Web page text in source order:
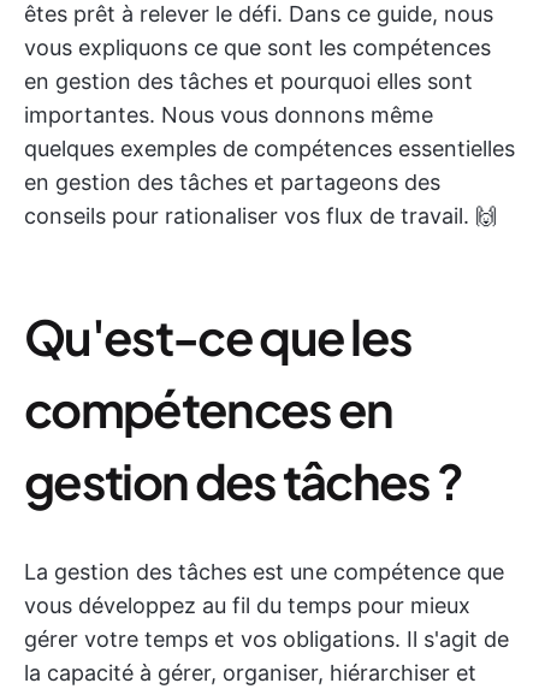
êtes prêt à relever le défi. Dans ce guide, nous
vous expliquons ce que sont les compétences
en gestion des tâches et pourquoi elles sont
importantes. Nous vous donnons même
quelques exemples de compétences essentielles
en gestion des tâches et partageons des
conseils pour rationaliser vos flux de travail. 🙌
Qu'est-ce que les
compétences en
gestion des tâches ?
La gestion des tâches est une compétence que
vous développez au fil du temps pour mieux
gérer votre temps et vos obligations. Il s'agit de
la capacité à gérer, organiser, hiérarchiser et